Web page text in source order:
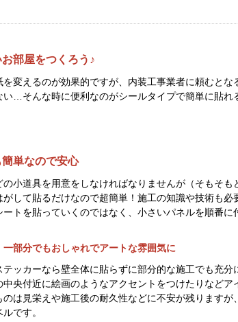
部屋をつくろう♪
変えるのが効果的ですが、内装工事業者に頼むと
…そんな時に便利なのがシールタイプで簡単に貼
単なので安心
小道具を用意をしなければなりませんが（そもそ
して貼るだけなので超簡単！施工の知識や技術も
トを貼っていくのではなく、小さいパネルを順番に
部分でもおしゃれでアートな雰囲気に
ッカーなら壁全体に貼らずに部分的な施工でも充
央付近に絵画のようなアクセントをつけたりなど
は見栄えや施工後の耐久性などに不安が残ります
です。